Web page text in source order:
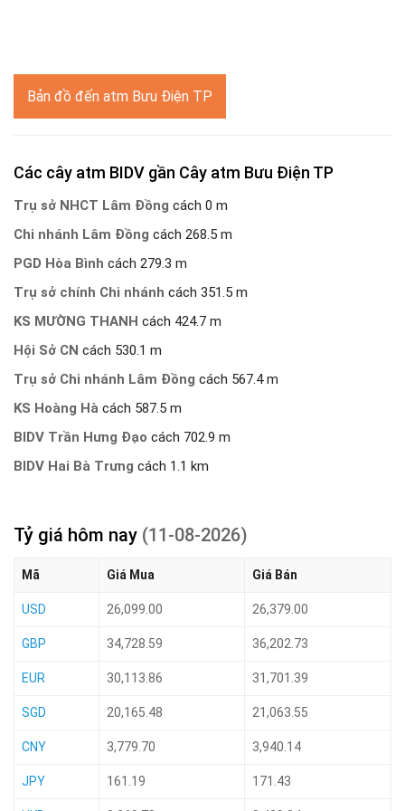
Bản đồ đến atm Bưu Điện TP
Các cây atm BIDV gần Cây atm Bưu Điện TP
Trụ sở NHCT Lâm Đồng cách 0 m
Chi nhánh Lâm Đồng cách 268.5 m
PGD Hòa Bình cách 279.3 m
Trụ sở chính Chi nhánh cách 351.5 m
KS MƯỜNG THANH cách 424.7 m
Hội Sở CN cách 530.1 m
Trụ sở Chi nhánh Lâm Đồng cách 567.4 m
KS Hoàng Hà cách 587.5 m
BIDV Trần Hưng Đạo cách 702.9 m
BIDV Hai Bà Trưng cách 1.1 km
Tỷ giá hôm nay (11-08-2026)
Mã Giá Mua Giá Bán
USD 26,099.00 26,379.00
GBP 34,728.59 36,202.73
EUR 30,113.86 31,701.39
SGD 20,165.48 21,063.55
CNY 3,779.70 3,940.14
JPY 161.19 171.43